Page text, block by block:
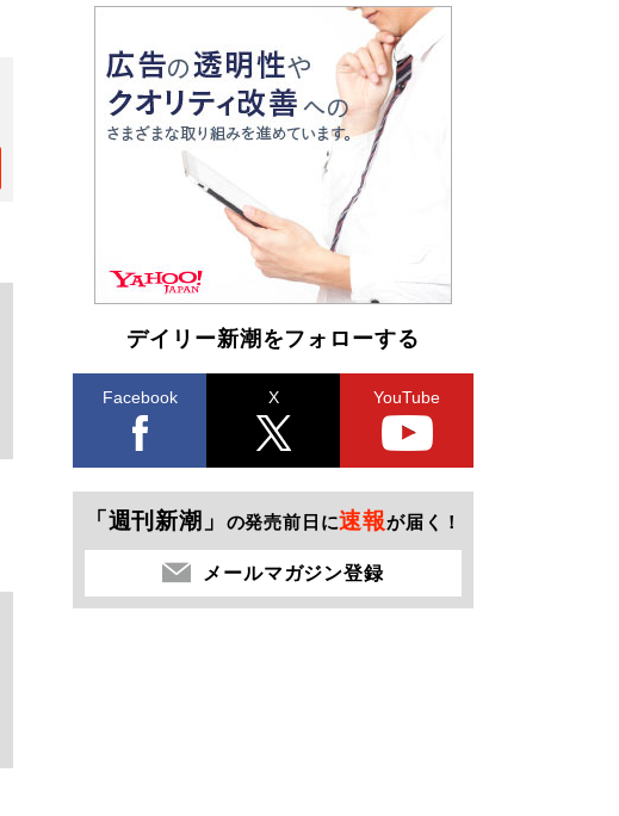
デイリー新潮をフォローする
Facebook X YouTube
「週刊新潮」 の発売前日に速報が届く！
メールマガジン登録